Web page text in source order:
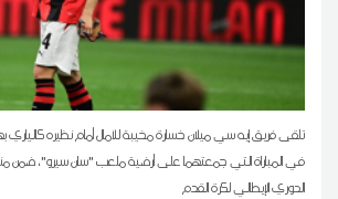
تلقى فريق إيه سي ميلان خسارة مخيبة للآمال أمام نظيره
في المباراة التي جمعتهما على أرضية ملعب "سان سيرو"، ضمن
الدوري الإيطالي لكرة القدم